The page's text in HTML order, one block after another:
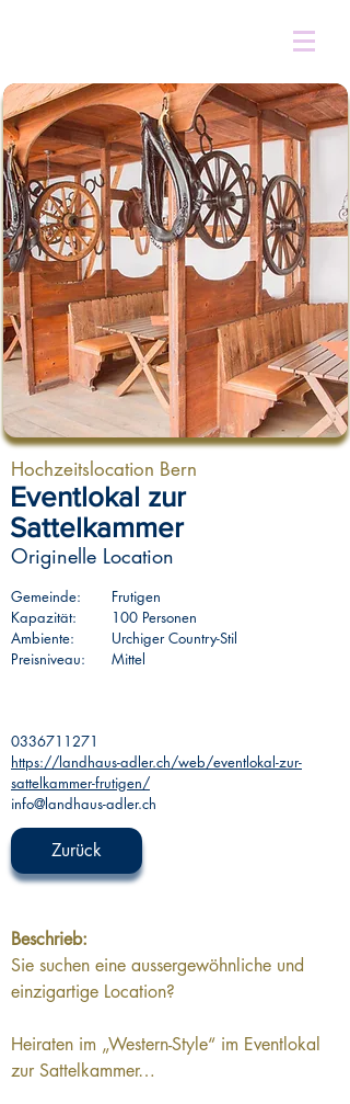
Hochzeitslocation Bern
Eventlokal zur
Sattelkammer
Originelle Location
Gemeinde:
Frutigen
Kapazität:
100 Personen
Ambiente:
Urchiger Country-Stil
Preisniveau:
Mittel
0336711271
https://landhaus-adler.ch/web/eventlokal-zur-
sattelkammer-frutigen/
info@landhaus-adler.ch
Zurück
Beschrieb:
Sie suchen eine aussergewöhnliche und
einzigartige Location?
Heiraten im „Western-Style“ im Eventlokal
zur Sattelkammer…